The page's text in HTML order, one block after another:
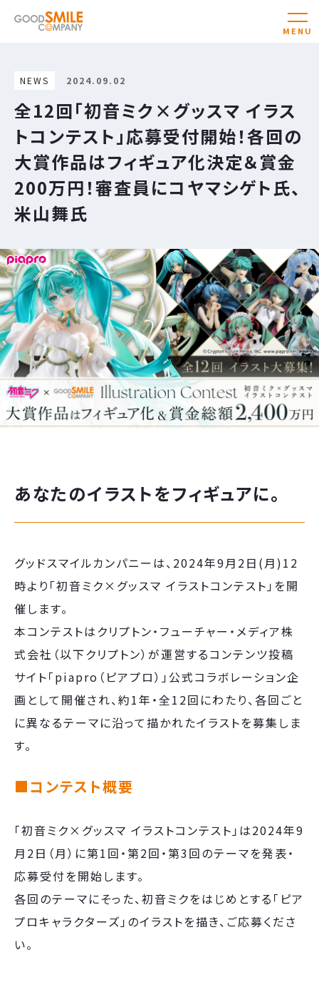
NEWS 2024.09.02
全12回「初⾳ミク×グッスマ イラス
トコンテスト」応募受付開始！各回の
⼤賞作品はフィギュア化決定＆賞⾦
200万円！審査員にコヤマシゲト⽒、
⽶⼭舞⽒
あなたのイラストをフィギュアに。
グッドスマイルカンパニーは、2024年9⽉2⽇(⽉)12
時より「初⾳ミク×グッスマ イラストコンテスト」を開
催します。
本コンテストはクリプトン・フューチャー・メディア株
式会社（以下クリプトン）が運営するコンテンツ投稿
サイト「piapro（ピアプロ）」公式コラボレーション企
画として開催され、約1年・全12回にわたり、各回ごと
に異なるテーマに沿って描かれたイラストを募集しま
す。
■コンテスト概要
「初⾳ミク×グッスマ イラストコンテスト」は2024年9
⽉2⽇（⽉）に第1回・第2回・第3回のテーマを発表・
応募受付を開始します。
各回のテーマにそった、初⾳ミクをはじめとする「ピア
プロキャラクターズ」のイラストを描き、ご応募くださ
い。